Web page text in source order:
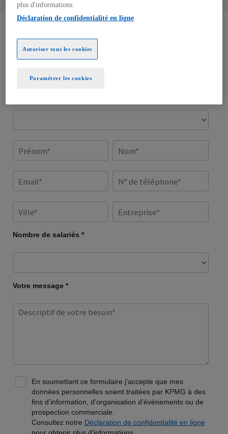
plus d'informations.
Déclaration de confidentialité en ligne
Paramétrer les cookies
Autoriser tous les cookies